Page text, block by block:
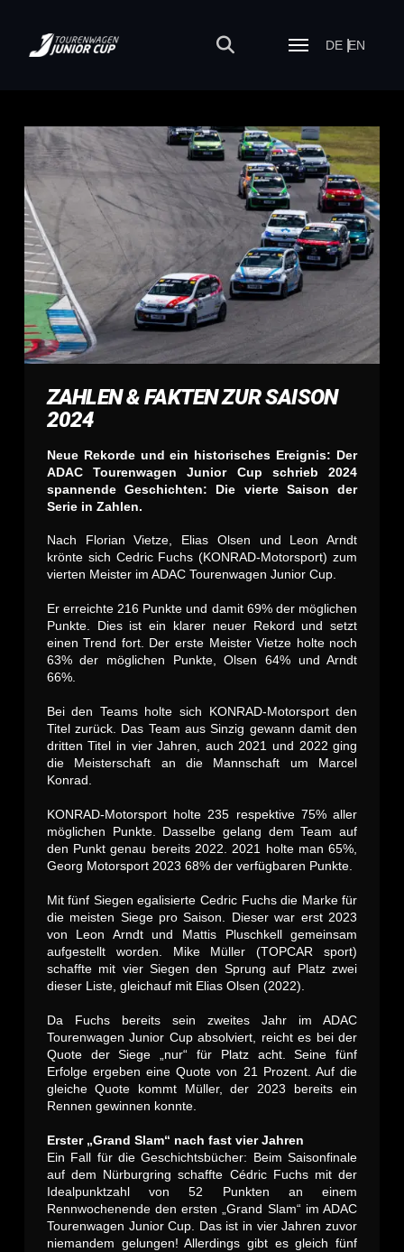
DE EN
ZAHLEN & FAKTEN ZUR SAISON
2024
Neue Rekorde und ein historisches Ereignis: Der
ADAC Tourenwagen Junior Cup schrieb 2024
spannende Geschichten: Die vierte Saison der
Serie in Zahlen.
Nach Florian Vietze, Elias Olsen und Leon Arndt
krönte sich Cedric Fuchs (KONRAD-Motorsport) zum
vierten Meister im ADAC Tourenwagen Junior Cup.
Er erreichte 216 Punkte und damit 69% der möglichen
Punkte. Dies ist ein klarer neuer Rekord und setzt
einen Trend fort. Der erste Meister Vietze holte noch
63% der möglichen Punkte, Olsen 64% und Arndt
66%.
Bei den Teams holte sich KONRAD-Motorsport den
Titel zurück. Das Team aus Sinzig gewann damit den
dritten Titel in vier Jahren, auch 2021 und 2022 ging
die Meisterschaft an die Mannschaft um Marcel
Konrad.
KONRAD-Motorsport holte 235 respektive 75% aller
möglichen Punkte. Dasselbe gelang dem Team auf
den Punkt genau bereits 2022. 2021 holte man 65%,
Georg Motorsport 2023 68% der verfügbaren Punkte.
Mit fünf Siegen egalisierte Cedric Fuchs die Marke für
die meisten Siege pro Saison. Dieser war erst 2023
von Leon Arndt und Mattis Pluschkell gemeinsam
aufgestellt worden. Mike Müller (TOPCAR sport)
schaffte mit vier Siegen den Sprung auf Platz zwei
dieser Liste, gleichauf mit Elias Olsen (2022).
Da Fuchs bereits sein zweites Jahr im ADAC
Tourenwagen Junior Cup absolviert, reicht es bei der
Quote der Siege „nur“ für Platz acht. Seine fünf
Erfolge ergeben eine Quote von 21 Prozent. Auf die
gleiche Quote kommt Müller, der 2023 bereits ein
Rennen gewinnen konnte.
Erster „Grand Slam“ nach fast vier Jahren
Ein Fall für die Geschichtsbücher: Beim Saisonfinale
auf dem Nürburgring schaffte Cédric Fuchs mit der
Idealpunktzahl von 52 Punkten an einem
Rennwochenende den ersten „Grand Slam“ im ADAC
Tourenwagen Junior Cup. Das ist in vier Jahren zuvor
niemandem gelungen! Allerdings gibt es gleich fünf